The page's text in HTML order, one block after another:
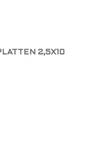
2,5X10